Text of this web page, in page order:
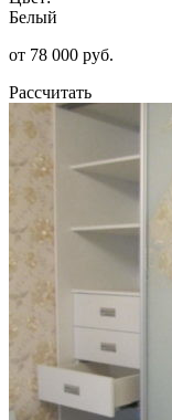
Белый
от 78 000 руб.
Рассчитать